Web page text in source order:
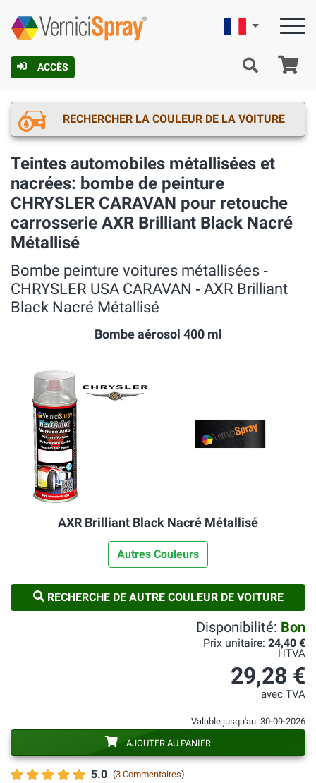
ACCÈS
Française
RECHERCHER LA COULEUR DE LA VOITURE
Teintes automobiles métallisées et
nacrées: bombe de peinture
CHRYSLER CARAVAN pour retouche
carrosserie AXR Brilliant Black Nacré
Métallisé
Bombe peinture voitures métallisées ‐
CHRYSLER USA CARAVAN ‐ AXR Brilliant
Black Nacré Métallisé
Bombe aérosol 400 ml
AXR Brilliant Black Nacré Métallisé
Autres Couleurs
RECHERCHE DE AUTRE COULEUR DE VOITURE
5.0 (3 Commentaires)
Disponibilité: Bon
Prix unitaire: 24,40 €
HTVA
29,28 €
avec TVA
Valable jusqu'au: 30-09-2026
AJOUTER AU PANIER